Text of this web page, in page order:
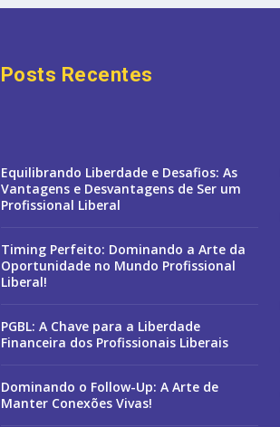
Posts Recentes
Equilibrando Liberdade e Desafios: As
Vantagens e Desvantagens de Ser um
Profissional Liberal
Timing Perfeito: Dominando a Arte da
Oportunidade no Mundo Profissional
Liberal!
PGBL: A Chave para a Liberdade
Financeira dos Profissionais Liberais
Dominando o Follow-Up: A Arte de
Manter Conexões Vivas!